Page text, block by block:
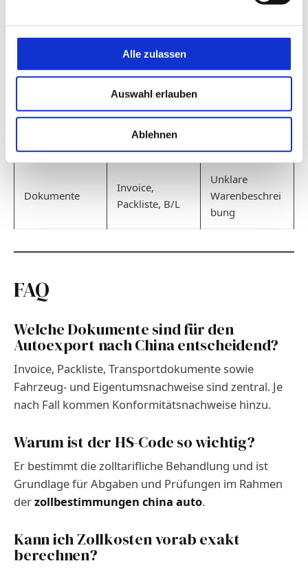
Alle zulassen
Auswahl erlauben
Ablehnen
Fehler
Regulatorik
Konformität,
Importzweck
Zu spät geprüft
VIN, HS-Code,
technische
Inkonsistente
Dokumente
Invoice,
Packliste, B/L
Unklare
Warenbeschrei
bung
FAQ
Welche Dokumente sind für den
Autoexport nach China entscheidend?
Invoice, Packliste, Transportdokumente sowie
Fahrzeug- und Eigentumsnachweise sind zentral. Je
nach Fall kommen Konformitätsnachweise hinzu.
Warum ist der HS-Code so wichtig?
Er bestimmt die zolltarifliche Behandlung und ist
Grundlage für Abgaben und Prüfungen im Rahmen
derzollbestimmungen china auto.
Kann ich Zollkosten vorab exakt
berechnen?